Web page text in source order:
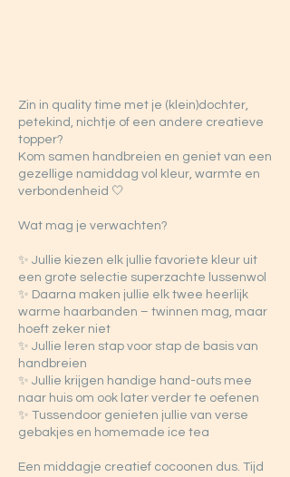
Zin in quality time met je (klein)dochter,
petekind, nichtje of een andere creatieve
topper?
Kom samen handbreien en geniet van een
gezellige namiddag vol kleur, warmte en
verbondenheid 🤍
Wat mag je verwachten?
✨ Jullie kiezen elk jullie favoriete kleur uit
een grote selectie superzachte lussenwol
✨ Daarna maken jullie elk twee heerlijk
warme haarbanden – twinnen mag, maar
hoeft zeker niet
✨ Jullie leren stap voor stap de basis van
handbreien
✨ Jullie krijgen handige hand-outs mee
naar huis om ook later verder te oefenen
✨ Tussendoor genieten jullie van verse
gebakjes en homemade ice tea
Een middagje creatief cocoonen dus. Tijd